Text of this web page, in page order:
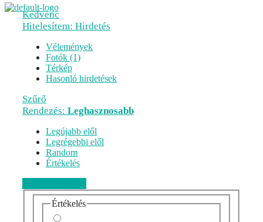
Kedvenc
Hitelesítem: Hirdetés
Vélemények
Fotók (1)
Térkép
Hasonló hirdetések
Szűrő
Rendezés: Leghasznosabb
Legújabb elől
Legrégebbi elől
Random
Értékelés
Értékelés